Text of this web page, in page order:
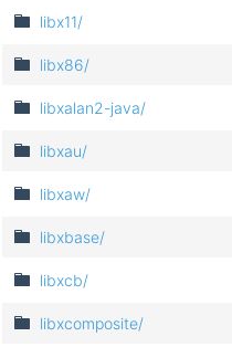
libx11/
libx86/
libxalan2-java/
libxau/
libxaw/
libxbase/
libxcb/
libxcomposite/